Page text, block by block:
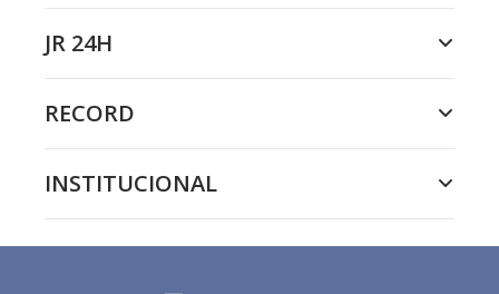
JR 24H
RECORD
INSTITUCIONAL